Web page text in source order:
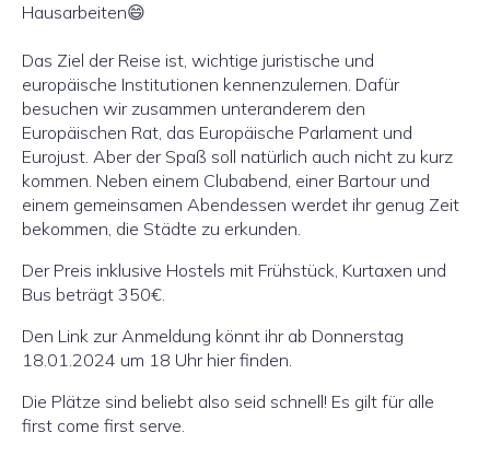
Hausarbeiten😄
Das Ziel der Reise ist, wichtige juristische und
europäische Institutionen kennenzulernen. Dafür
besuchen wir zusammen unteranderem den
Europäischen Rat, das Europäische Parlament und
Eurojust. Aber der Spaß soll natürlich auch nicht zu kurz
kommen. Neben einem Clubabend, einer Bartour und
einem gemeinsamen Abendessen werdet ihr genug Zeit
bekommen, die Städte zu erkunden.
Der Preis inklusive Hostels mit Frühstück, Kurtaxen und
Bus beträgt 350€.
Den Link zur Anmeldung könnt ihr ab Donnerstag
18.01.2024 um 18 Uhr hier finden.
Die Plätze sind beliebt also seid schnell! Es gilt für alle
first come first serve.